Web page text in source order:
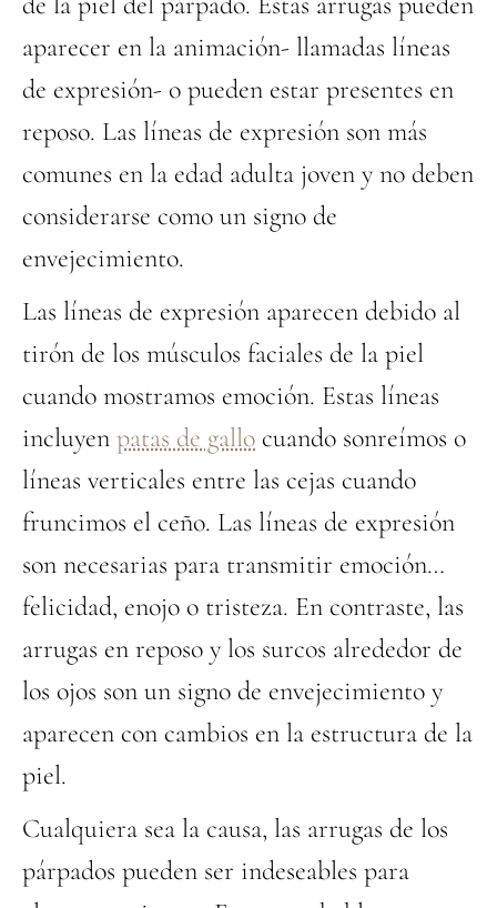
aparecer en la animación- llamadas líneas
de expresión- o pueden estar presentes en
reposo. Las líneas de expresión son más
comunes en la edad adulta joven y no deben
considerarse como un signo de
envejecimiento.
Las líneas de expresión aparecen debido al
tirón de los músculos faciales de la piel
cuando mostramos emoción. Estas líneas
incluyen patas de gallo cuando sonreímos o
líneas verticales entre las cejas cuando
fruncimos el ceño. Las líneas de expresión
son necesarias para transmitir emoción…
felicidad, enojo o tristeza. En contraste, las
arrugas en reposo y los surcos alrededor de
los ojos son un signo de envejecimiento y
aparecen con cambios en la estructura de la
piel.
Cualquiera sea la causa, las arrugas de los
párpados pueden ser indeseables para